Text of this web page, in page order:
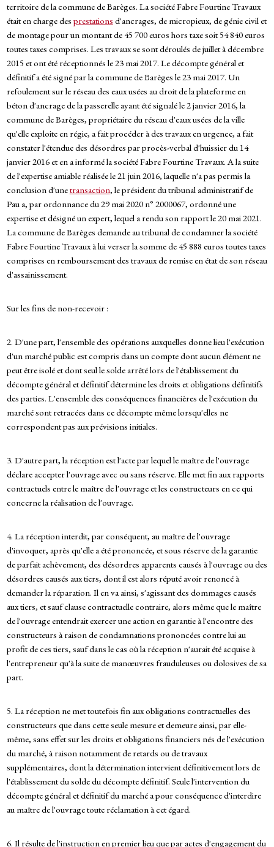
territoire de la commune de Barèges. La société Fabre Fourtine Travaux
était en charge des prestations d'ancrages, de micropieux, de génie civil et
de montage pour un montant de 45 700 euros hors taxe soit 54 840 euros
toutes taxes comprises. Les travaux se sont déroulés de juillet à décembre
2015 et ont été réceptionnés le 23 mai 2017. Le décompte général et
définitif a été signé par la commune de Barèges le 23 mai 2017. Un
refoulement sur le réseau des eaux usées au droit de la plateforme en
béton d'ancrage de la passerelle ayant été signalé le 2 janvier 2016, la
commune de Barèges, propriétaire du réseau d'eaux usées de la ville
qu'elle exploite en régie, a fait procéder à des travaux en urgence, a fait
constater l'étendue des désordres par procès-verbal d'huissier du 14
janvier 2016 et en a informé la société Fabre Fourtine Travaux. A la suite
de l'expertise amiable réalisée le 21 juin 2016, laquelle n'a pas permis la
conclusion d'unetransaction, le président du tribunal administratif de
Pau a, par ordonnance du 29 mai 2020 n° 2000067, ordonné une
expertise et désigné un expert, lequel a rendu son rapport le 20 mai 2021.
La commune de Barèges demande au tribunal de condamner la société
Fabre Fourtine Travaux à lui verser la somme de 45 888 euros toutes taxes
comprises en remboursement des travaux de remise en état de son réseau
d'assainissement.
Sur les fins de non-recevoir :
2. D'une part, l'ensemble des opérations auxquelles donne lieu l'exécution
d'un marché public est compris dans un compte dont aucun élément ne
peut être isolé et dont seul le solde arrêté lors de l'établissement du
décompte général et définitif détermine les droits et obligations définitifs
des parties. L'ensemble des conséquences financières de l'exécution du
marché sont retracées dans ce décompte même lorsqu'elles ne
correspondent pas aux prévisions initiales.
3. D'autre part, la réception est l'acte par lequel le maître de l'ouvrage
déclare accepter l'ouvrage avec ou sans réserve. Elle met fin aux rapports
contractuels entre le maître de l'ouvrage et les constructeurs en ce qui
concerne la réalisation de l'ouvrage.
4. La réception interdit, par conséquent, au maître de l'ouvrage
d'invoquer, après qu'elle a été prononcée, et sous réserve de la garantie
de parfait achèvement, des désordres apparents causés à l'ouvrage ou des
désordres causés aux tiers, dont il est alors réputé avoir renoncé à
demander la réparation. Il en va ainsi, s'agissant des dommages causés
aux tiers, et sauf clause contractuelle contraire, alors même que le maître
de l'ouvrage entendrait exercer une action en garantie à l'encontre des
constructeurs à raison de condamnations prononcées contre lui au
profit de ces tiers, sauf dans le cas où la réception n'aurait été acquise à
l'entrepreneur qu'à la suite de manœuvres frauduleuses ou dolosives de sa
part.
5. La réception ne met toutefois fin aux obligations contractuelles des
constructeurs que dans cette seule mesure et demeure ainsi, par elle-
même, sans effet sur les droits et obligations financiers nés de l'exécution
du marché, à raison notamment de retards ou de travaux
supplémentaires, dont la détermination intervient définitivement lors de
l'établissement du solde du décompte définitif. Seule l'intervention du
décompte général et définitif du marché a pour conséquence d'interdire
au maître de l'ouvrage toute réclamation à cet égard.
6. Il résulte de l'instruction en premier lieu que par actes d'engagement du